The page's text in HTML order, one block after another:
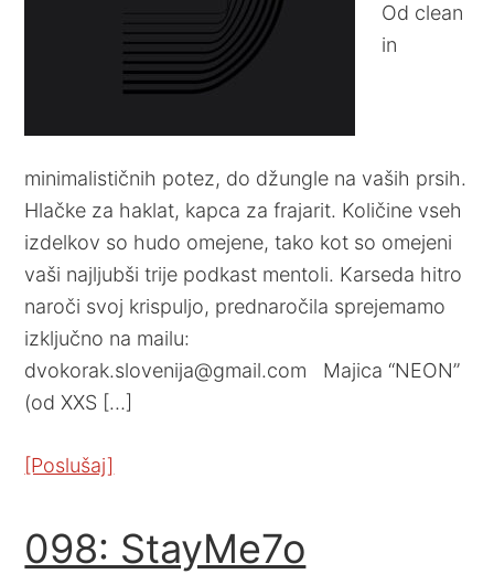
Od clean
in
minimalističnih potez, do džungle na vaših prsih.
Hlačke za haklat, kapca za frajarit. Količine vseh
izdelkov so hudo omejene, tako kot so omejeni
vaši najljubši trije podkast mentoli. Karseda hitro
naroči svoj krispuljo, prednaročila sprejemamo
izključno na mailu:
dvokorak.slovenija@gmail.com Majica “NEON”
(od XXS […]
[Poslušaj]
098: StayMe7o